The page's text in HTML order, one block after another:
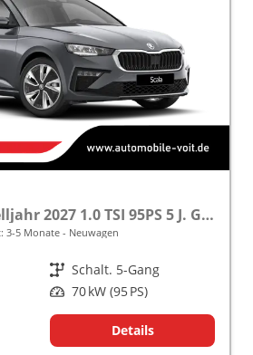
Extra Plus Modelljahr 2027 1.0 TSI 95PS 5 J. Garantie, Kamera, Winterpaket, Climatronic, Tempomat, SunSet, Wireless Smartlink
3-5 Monate Neuwagen
Getriebe Schalt. 5-Gang
Leistung 70 kW (95 PS)
Details